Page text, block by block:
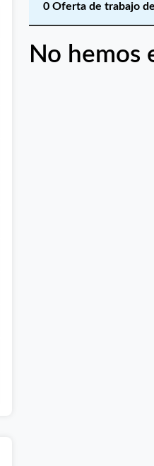
0 Oferta de trabajo
No hemos